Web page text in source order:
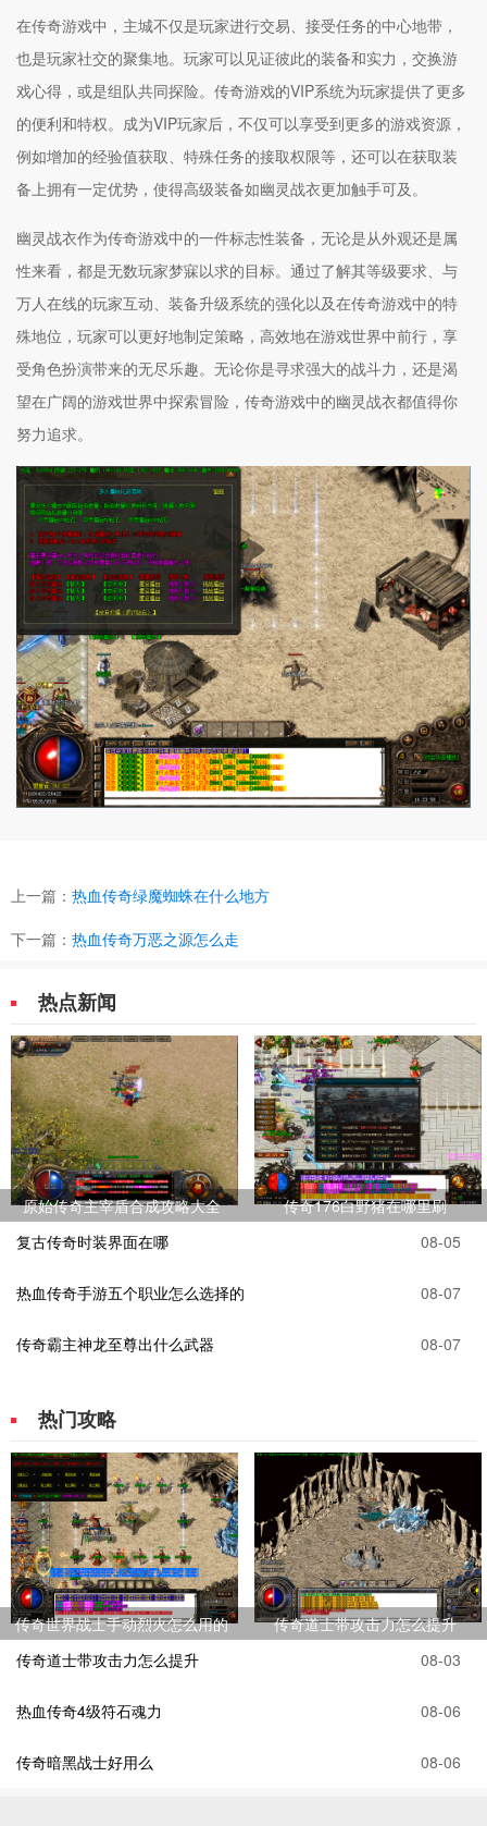
在传奇游戏中，主城不仅是玩家进行交易、接受任务的中心地带，
也是玩家社交的聚集地。玩家可以见证彼此的装备和实力，交换游
戏心得，或是组队共同探险。传奇游戏的VIP系统为玩家提供了更多
的便利和特权。成为VIP玩家后，不仅可以享受到更多的游戏资源，
例如增加的经验值获取、特殊任务的接取权限等，还可以在获取装
备上拥有一定优势，使得高级装备如幽灵战衣更加触手可及。
幽灵战衣作为传奇游戏中的一件标志性装备，无论是从外观还是属
性来看，都是无数玩家梦寐以求的目标。通过了解其等级要求、与
万人在线的玩家互动、装备升级系统的强化以及在传奇游戏中的特
殊地位，玩家可以更好地制定策略，高效地在游戏世界中前行，享
受角色扮演带来的无尽乐趣。无论你是寻求强大的战斗力，还是渴
望在广阔的游戏世界中探索冒险，传奇游戏中的幽灵战衣都值得你
努力追求。
上一篇： 热血传奇绿魔蜘蛛在什么地方
下一篇： 热血传奇万恶之源怎么走
热点新闻
原始传奇主宰盾合成攻略大全
传奇176白野猪在哪里刷
复古传奇时装界面在哪
08-05
热血传奇手游五个职业怎么选择的 08-07
传奇霸主神龙至尊出什么武器 08-07
热门攻略
传奇世界战士手动烈火怎么用的
传奇道士带攻击力怎么提升
传奇道士带攻击力怎么提升
08-03
热血传奇4级符石魂力 08-06
传奇暗黑战士好用么 08-06